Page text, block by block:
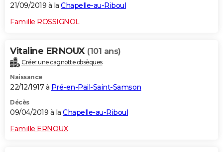
21/09/2019 à la Chapelle-au-Riboul
Famille ROSSIGNOL
Vitaline ERNOUX (101 ans)
Créer une cagnotte obsèques
Naissance
22/12/1917 à Pré-en-Pail-Saint-Samson
Décès
09/04/2019 à la Chapelle-au-Riboul
Famille ERNOUX